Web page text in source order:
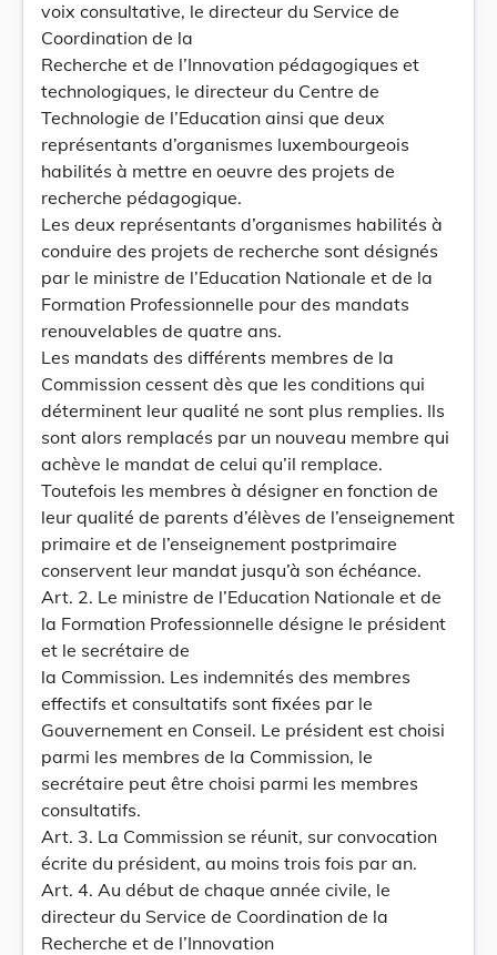
voix consultative, le directeur du Service de
Coordination de la
Recherche et de l’Innovation pédagogiques et
technologiques, le directeur du Centre de
Technologie de l’Education ainsi que deux
représentants d’organismes luxembourgeois
habilités à mettre en oeuvre des projets de
recherche pédagogique.
Les deux représentants d’organismes habilités à
conduire des projets de recherche sont désignés
par le ministre de l’Education Nationale et de la
Formation Professionnelle pour des mandats
renouvelables de quatre ans.
Les mandats des différents membres de la
Commission cessent dès que les conditions qui
déterminent leur qualité ne sont plus remplies. Ils
sont alors remplacés par un nouveau membre qui
achève le mandat de celui qu’il remplace.
Toutefois les membres à désigner en fonction de
leur qualité de parents d’élèves de l’enseignement
primaire et de l’enseignement postprimaire
conservent leur mandat jusqu’à son échéance.
Art. 2. Le ministre de l’Education Nationale et de
la Formation Professionnelle désigne le président
et le secrétaire de
la Commission. Les indemnités des membres
effectifs et consultatifs sont fixées par le
Gouvernement en Conseil. Le président est choisi
parmi les membres de la Commission, le
secrétaire peut être choisi parmi les membres
consultatifs.
Art. 3. La Commission se réunit, sur convocation
écrite du président, au moins trois fois par an.
Art. 4. Au début de chaque année civile, le
directeur du Service de Coordination de la
Recherche et de l’Innovation